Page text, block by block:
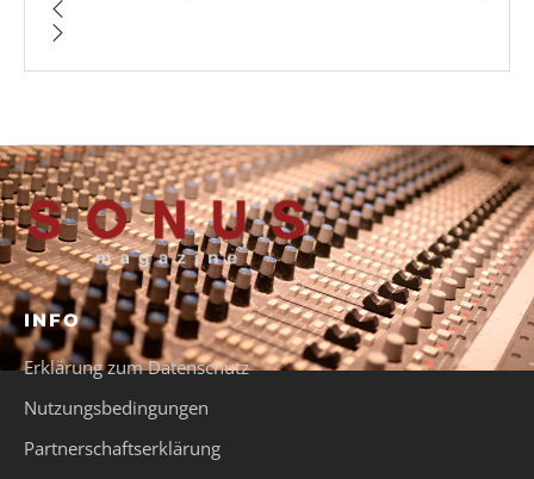
INFO
Erklärung zum Datenschutz
Nutzungsbedingungen
Partnerschaftserklärung